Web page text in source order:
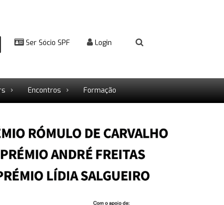
Ser Sócio SPF Login
Encontros Formação